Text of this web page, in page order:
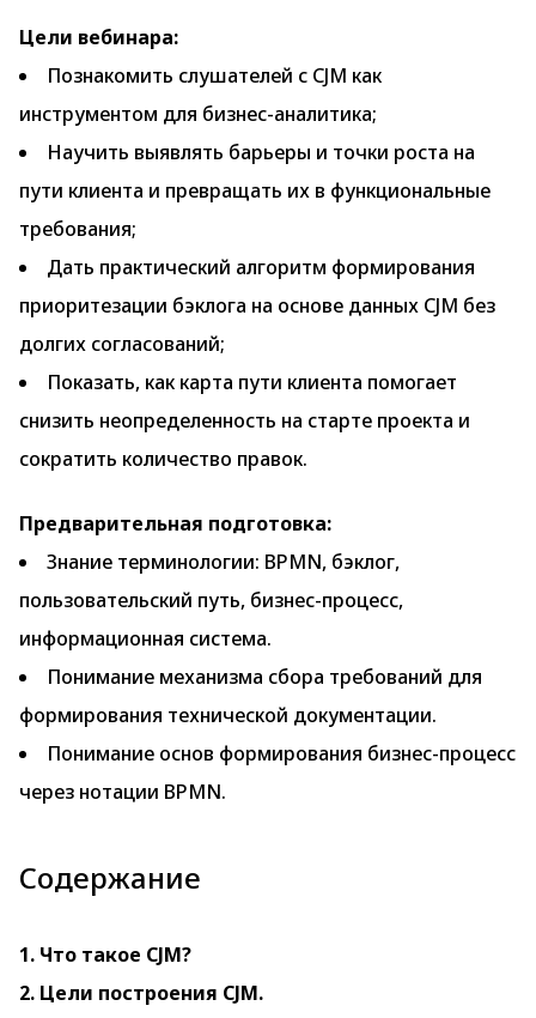
Цели вебинара:
Познакомить слушателей с CJM как
инструментом для бизнес-аналитика;
Научить выявлять барьеры и точки роста на
пути клиента и превращать их в функциональные
требования;
Дать практический алгоритм формирования
приоритезации бэклога на основе данных CJM без
долгих согласований;
Показать, как карта пути клиента помогает
снизить неопределенность на старте проекта и
сократить количество правок.
Предварительная подготовка:
Знание терминологии: BPMN, бэклог,
пользовательский путь, бизнес-процесс,
информационная система.
Понимание механизма сбора требований для
формирования технической документации.
Понимание основ формирования бизнес-процесс
через нотации BPMN.
Содержание
1. Что такое CJM?
2. Цели построения CJM.